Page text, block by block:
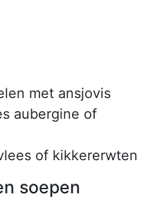
met ansjovis
aubergine of
of kikkererwten
soepen